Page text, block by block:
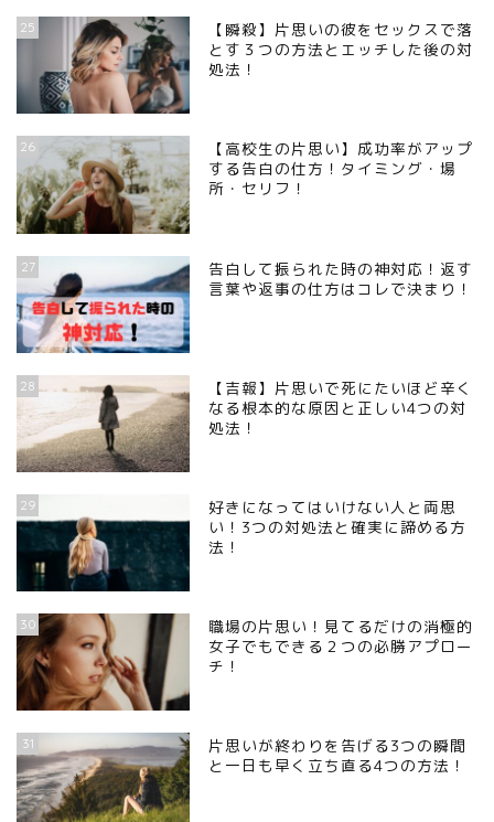
25
【瞬殺】片思いの彼をセックスで落
とす３つの方法とエッチした後の対
処法！
26
【高校生の片思い】成功率がアップ
する告白の仕方！タイミング・場
所・セリフ！
27
告白して振られた時の神対応！返す
言葉や返事の仕方はコレで決まり！
28
【吉報】片思いで死にたいほど辛く
なる根本的な原因と正しい4つの対
処法！
29
好きになってはいけない人と両思
い！3つの対処法と確実に諦める方
法！
30
職場の片思い！見てるだけの消極的
女子でもできる２つの必勝アプロー
チ！
31
片思いが終わりを告げる3つの瞬間
と一日も早く立ち直る4つの方法！